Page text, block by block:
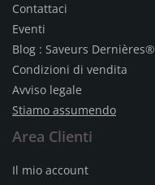
Contattaci
Eventi
Blog : Saveurs Dernières®
Condizioni di vendita
Avviso legale
Stiamo assumendo
Area Clienti
Il mio account